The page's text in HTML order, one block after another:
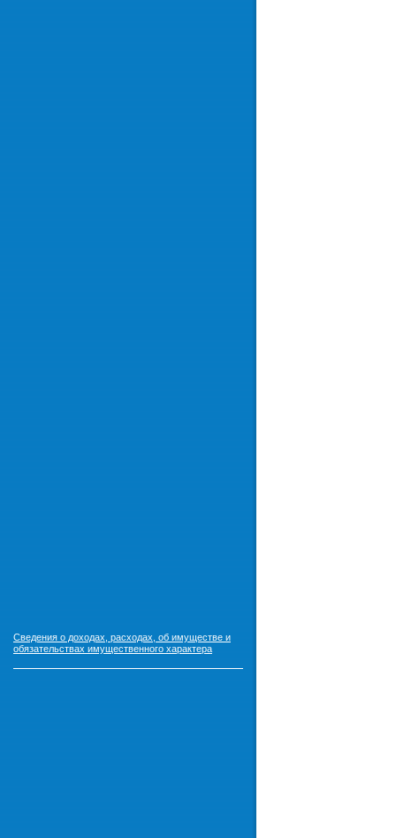
Сведения о доходах, расходах, об имуществе и
обязательствах имущественного характера